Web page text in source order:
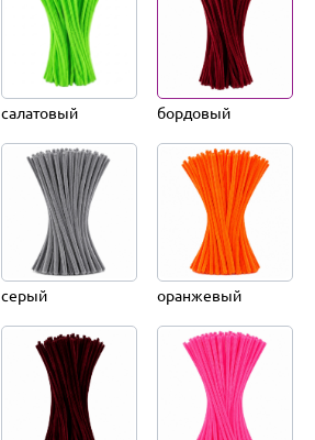
салатовый бордовый
серый оранжевый